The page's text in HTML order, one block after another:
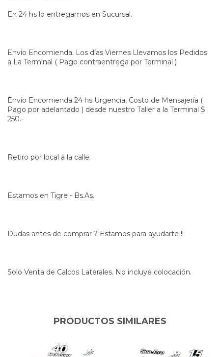
En 24 hs lo entregamos en Sucursal.
Envío Encomienda. Los días Viernes Llevamos los Pedidos
a La Terminal ( Pago contraentrega por Terminal )
Envío Encomienda 24 hs Urgencia, Costo de Mensajería (
Pago por adelantado ) desde nuestro Taller a la Terminal $
250.-
Retiro por local a la calle.
Estamos en Tigre - Bs.As.
Dudas antes de comprar ? Estamos para ayudarte !!
Solo Venta de Calcos Laterales. No incluye colocación.
PRODUCTOS SIMILARES